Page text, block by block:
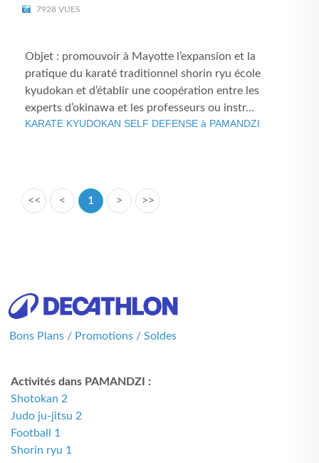
7928 VUES
Objet : promouvoir à Mayotte l’expansion et la
pratique du karaté traditionnel shorin ryu école
kyudokan et d’établir une coopération entre les
experts d’okinawa et les professeurs ou instr...
KARATE KYUDOKAN SELF DEFENSE à PAMANDZI
<< < 1 > >>
Bons Plans / Promotions / Soldes
Activités dans PAMANDZI :
Shotokan 2
Judo ju-jitsu 2
Football 1
Shorin ryu 1